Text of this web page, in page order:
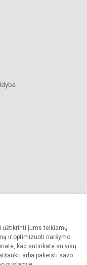
užtikrinti jums teikiamų
ir optimizuoti naršymo
kad sutinkate su visų
arba pakeisti savo
teisės saugomos.
griežtai draudžiama.
valdymas